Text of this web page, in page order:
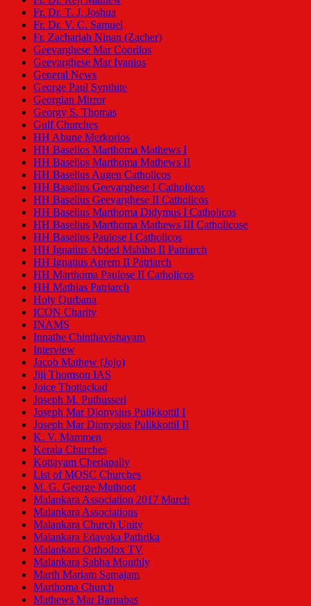
Fr. Dr. T. J. Joshua
Fr. Dr. V. C. Samuel
Fr. Zachariah Ninan (Zacher)
Geevarghese Mar Coorilos
Geevarghese Mar Ivanios
General News
George Paul Synthite
Georgian Mirror
Georgy S. Thomas
Gulf Churches
HH Abune Merkorios
HH Baselios Marthoma Mathews I
HH Baselios Marthoma Mathews II
HH Baselius Augen Catholicos
HH Baselius Geevarghese I Catholicos
HH Baselius Geevarghese II Catholicos
HH Baselius Marthoma Didymus I Catholicos
HH Baselius Marthoma Mathews III Catholicose
HH Baselius Paulose I Catholicos
HH Ignatius Abded Mshiho II Patriarch
HH Ignatius Aprem II Patriarch
HH Marthoma Paulose II Catholicos
HH Mathias Patriarch
Holy Qurbana
ICON Charity
INAMS
Innathe Chinthavishayam
Interview
Jacob Mathew (Jojo)
Jiji Thomson IAS
Joice Thottackad
Joseph M. Puthusseri
Joseph Mar Dionysius Pulikkottil I
Joseph Mar Dionysius Pulikkottil II
K. V. Mammen
Kerala Churches
Kottayam Cheriapally
List of MOSC Churches
M. G. George Muthoot
Malankara Association 2017 March
Malankara Associations
Malankara Church Unity
Malankara Edavaka Pathrika
Malankara Orthodox TV
Malankara Sabha Monthly
Marth Mariam Samajam
Marthoma Church
Mathews Mar Barnabas